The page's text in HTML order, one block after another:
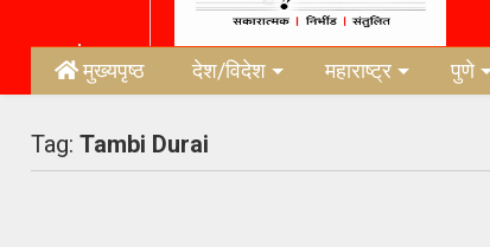
मुख्यपृष्ठ देश/विदेश महाराष्ट्र पुणे
Tag:Tambi Durai